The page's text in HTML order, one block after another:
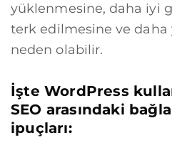
yüklenmesine, daha iyi
terk edilmesine ve
neden olabilir.
İşte WordPress
SEO arasındaki
ipuçları: